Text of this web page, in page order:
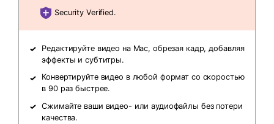
Security Verified.
Редактируйте видео на Mac, обрезая кадр, добавляя
эффекты и субтитры.
Конвертируйте видео в любой формат со скоростью
в 90 раз быстрее.
Сжимайте ваши видео- или аудиофайлы без потери
качества.